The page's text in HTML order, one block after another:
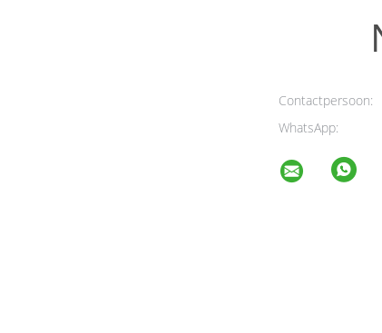
Contactpersoon:
WhatsApp: